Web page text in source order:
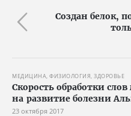
Создан белок,
МЕДИЦИНА, ФИЗИОЛОГИЯ, ЗДОРОВЬЕ
Скорость обработки
на развитие болезни
23 октября 2017